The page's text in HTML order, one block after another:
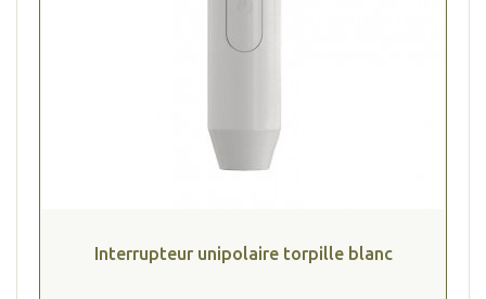
Interrupteur unipolaire torpille blanc